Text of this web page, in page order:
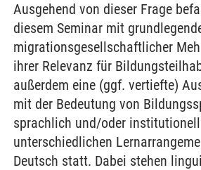
Ausgehend von dieser Frage
diesem Seminar mit
migrationsgesellschaftlicher
ihrer Relevanz für
außerdem eine (ggf. vertiefte)
mit der Bedeutung von
sprachlich und/oder institutionell
unterschiedlichen
Deutsch statt. Dabei stehen